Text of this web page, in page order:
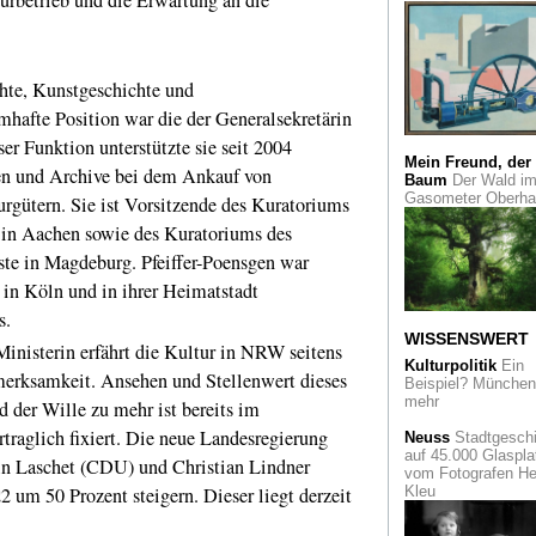
Kunstgeschichte und
Position war die der Generalsekretärin
Funktion unterstützte sie seit 2004
und Archive bei dem Ankauf von
Sie ist Vorsitzende des Kuratoriums
Aachen sowie des Kuratoriums des
in Magdeburg. Pfeiffer-Poensgen war
Köln und in ihrer Heimatstadt
erfährt die Kultur in NRW seitens
Ansehen und Stellenwert dieses
der Wille zu mehr ist bereits im
fixiert. Die neue Landesregierung
Laschet (CDU) und Christian Lindner
um 50 Prozent steigern. Dieser liegt derzeit
Rheinischer
im Dritten Reich
Vom Dokumentar
KünstlerDer
Fotograf Balthasar
Burkhard im
Das Gute liegt so
nahund "Ich bleib
mal hier", sagte
Wolfgang Bosbach.
Pilgerorte im
Kölner Krippenweg
das Museum
Schnütgen eine
spätbarocke
Neapel
In Planung
Internationales
Symposium zur
Geschichte der
Max Stern in
Mein Freund, der
Baum Der Wald im
Gasometer
WISSENSWERT
KulturpolitikEin
Beispiel?
mehr
Neuss
auf 45.000
vom Fotografen
Kleu